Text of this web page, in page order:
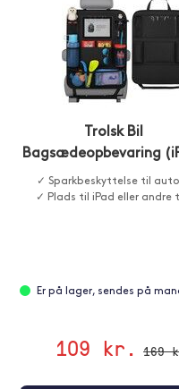
Trolsk Bil
Bagsædeopbevaring
✓ Sparkbeskyttelse til
✓ Plads til iPad eller andre
Er på lager, sendes på
109 kr. 169